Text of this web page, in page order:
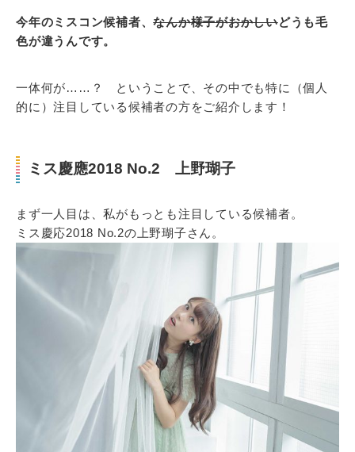
今年のミスコン候補者、なんか様子がおかしいどうも毛
色が違うんです。
一体何が……？ ということで、その中でも特に（個人
的に）注目している候補者の方をご紹介します！
ミス慶應2018 No.2 上野瑚子
まず一人目は、私がもっとも注目している候補者。
ミス慶応2018 No.2の上野瑚子さん。